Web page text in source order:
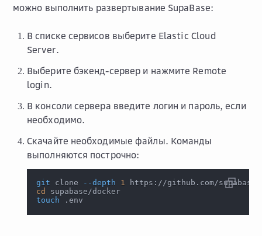
можно выполнить развертывание SupaBase:
В списке сервисов выберите Elastic Cloud
Server.
Выберите бэкенд-сервер и нажмите Remote
login.
В консоли сервера введите логин и пароль, если
необходимо.
Скачайте необходимые файлы. Команды
выполняются построчно:
git clone --depth 1
https://github.com/supabase/
cd
supabase/docker
touch .env